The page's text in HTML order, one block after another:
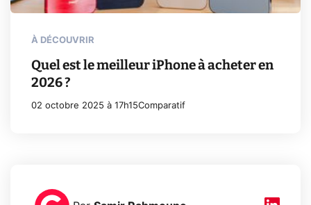
À DÉCOUVRIR
Quel est le meilleur iPhone à acheter en
2026 ?
02 octobre 2025 à 17h15Comparatif